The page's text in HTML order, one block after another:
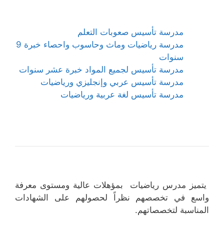
مدرسة تأسيس صعوبات التعلم
مدرسة رياضيات وماث وحاسوب واحصاء خبرة 9
سنوات
مدرسة تأسيس لجميع المواد خبرة عشر سنوات
مدرسة تأسيس عربي وإنجليزي ورياضيات
مدرسة تأسيس لغة عربية ورياضيات
يتميز مدرس رياضيات بمؤهلات عالية ومستوى معرفة
واسع في تخصصهم نظراً لحصولهم على الشهادات
المناسبة لتخصصاتهم.